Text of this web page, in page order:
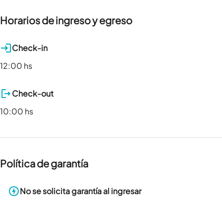
Horarios de ingreso y egreso
Check-in
12:00 hs
Check-out
10:00 hs
Política de garantía
No se solicita garantía al ingresar